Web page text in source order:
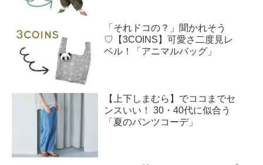
「それドコの？」聞かれそう
♡【3COINS】可愛さ二度見レ
ベル！「アニマルバッグ」
【上下しまむら】でココまでセ
ンスいい！ 30・40代に似合う
「夏のパンツコーデ」